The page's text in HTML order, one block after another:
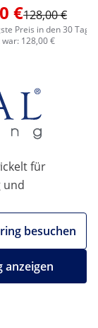
€128,00 €
Preis in den 30
128,00 €
für
und
besuchen
anzeigen